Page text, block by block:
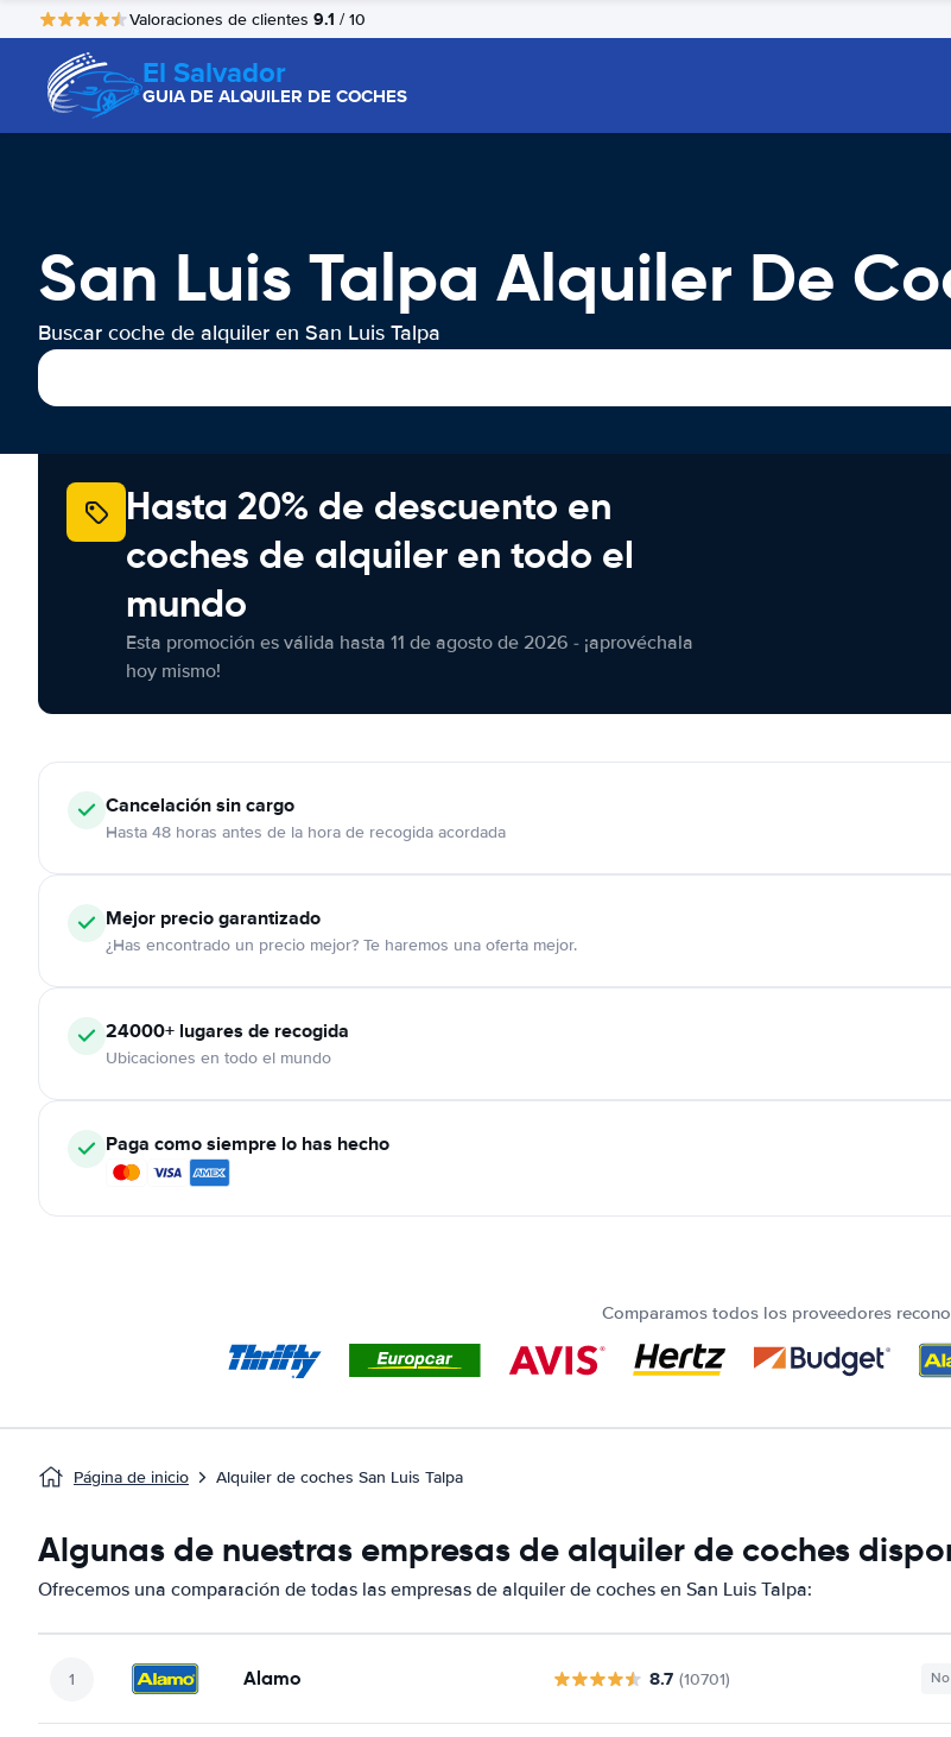
Valoraciones de clientes 9.1 / 10
El Salvador
GUIA DE ALQUILER DE COCHES
San Luis Talpa Alquiler De
Buscar coche de alquiler en San Luis Talpa
Hasta 20% de descuento en
coches de alquiler en todo el
mundo
Esta promoción es válida hasta 11 de agosto de 2026 - ¡aprovéchala
hoy mismo!
Cancelaciónsin cargo
Hasta 48 horas antes de la hora de recogida acordada
Mejor precio garantizado
¿Has encontrado un precio mejor? Te haremos una oferta mejor.
24000+ lugares de recogida
Ubicaciones en todo el mundo
Paga como siempre lo has hecho
Comparamos todos los proveedores
Página de inicio Alquiler de coches San Luis Talpa
Algunas de nuestras empresas de alquiler de coches
Ofrecemos una comparación de todas las empresas de alquiler de coches en San Luis Talpa:
Alamo 8.7 (10701)